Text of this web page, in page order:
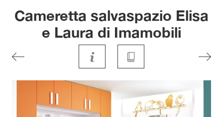
Cameretta salvaspazio Elisa
e Laura di Imamobili